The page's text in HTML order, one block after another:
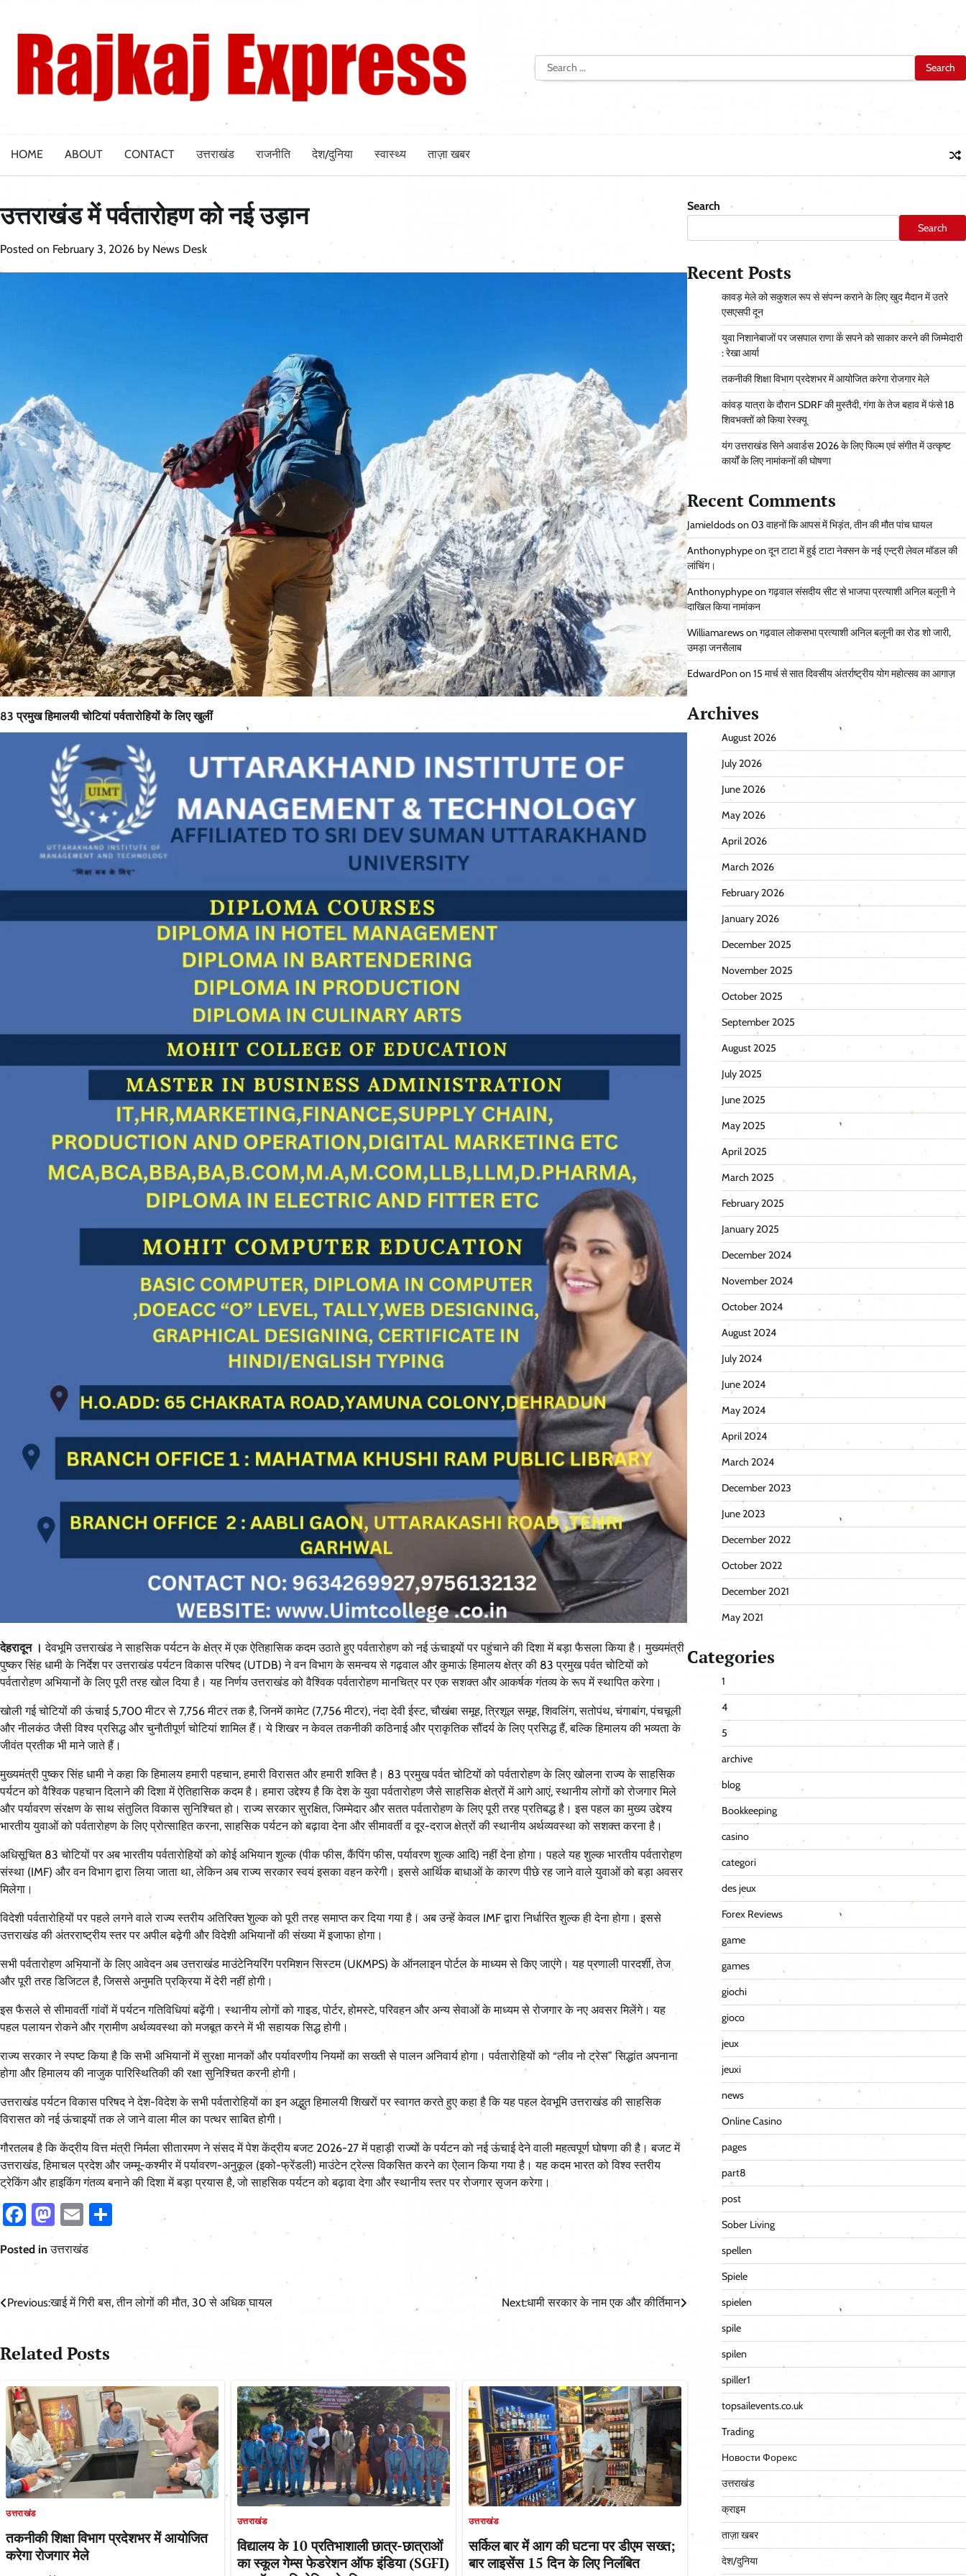
content
Search
for:
HOME ABOUT CONTACT उत्तराखंड राजनीति देश/दुनिया स्वास्थ्य ताज़ा खबर
उत्तराखंड में पर्वतारोहण को नई उड़ान
Posted on February 3, 2026 by News Desk
83 प्रमुख हिमालयी चोटियां पर्वतारोहियों के लिए खुलीं
देहरादून । देवभूमि उत्तराखंड ने साहसिक पर्यटन के क्षेत्र में एक ऐतिहासिक कदम उठाते हुए पर्वतारोहण को नई ऊंचाइयों पर पहुंचाने की दिशा में बड़ा फैसला किया है। मुख्यमंत्री
पुष्कर सिंह धामी के निर्देश पर उत्तराखंड पर्यटन विकास परिषद (UTDB) ने वन विभाग के समन्वय से गढ़वाल और कुमाऊं हिमालय क्षेत्र की 83 प्रमुख पर्वत चोटियों को
पर्वतारोहण अभियानों के लिए पूरी तरह खोल दिया है। यह निर्णय उत्तराखंड को वैश्विक पर्वतारोहण मानचित्र पर एक सशक्त और आकर्षक गंतव्य के रूप में स्थापित करेगा।
खोली गई चोटियों की ऊंचाई 5,700 मीटर से 7,756 मीटर तक है, जिनमें कामेट (7,756 मीटर), नंदा देवी ईस्ट, चौखंबा समूह, त्रिशूल समूह, शिवलिंग, सतोपंथ, चंगाबांग, पंचचूली
और नीलकंठ जैसी विश्व प्रसिद्ध और चुनौतीपूर्ण चोटियां शामिल हैं। ये शिखर न केवल तकनीकी कठिनाई और प्राकृतिक सौंदर्य के लिए प्रसिद्ध हैं, बल्कि हिमालय की भव्यता के
जीवंत प्रतीक भी माने जाते हैं।
मुख्यमंत्री पुष्कर सिंह धामी ने कहा कि हिमालय हमारी पहचान, हमारी विरासत और हमारी शक्ति है। 83 प्रमुख पर्वत चोटियों को पर्वतारोहण के लिए खोलना राज्य के साहसिक
पर्यटन को वैश्विक पहचान दिलाने की दिशा में ऐतिहासिक कदम है। हमारा उद्देश्य है कि देश के युवा पर्वतारोहण जैसे साहसिक क्षेत्रों में आगे आएं, स्थानीय लोगों को रोजगार मिले
और पर्यावरण संरक्षण के साथ संतुलित विकास सुनिश्चित हो। राज्य सरकार सुरक्षित, जिम्मेदार और सतत पर्वतारोहण के लिए पूरी तरह प्रतिबद्ध है। इस पहल का मुख्य उद्देश्य
भारतीय युवाओं को पर्वतारोहण के लिए प्रोत्साहित करना, साहसिक पर्यटन को बढ़ावा देना और सीमावर्ती व दूर-दराज क्षेत्रों की स्थानीय अर्थव्यवस्था को सशक्त करना है।
अधिसूचित 83 चोटियों पर अब भारतीय पर्वतारोहियों को कोई अभियान शुल्क (पीक फीस, कैंपिंग फीस, पर्यावरण शुल्क आदि) नहीं देना होगा। पहले यह शुल्क भारतीय पर्वतारोहण
संस्था (IMF) और वन विभाग द्वारा लिया जाता था, लेकिन अब राज्य सरकार स्वयं इसका वहन करेगी। इससे आर्थिक बाधाओं के कारण पीछे रह जाने वाले युवाओं को बड़ा अवसर
मिलेगा।
विदेशी पर्वतारोहियों पर पहले लगने वाले राज्य स्तरीय अतिरिक्त शुल्क को पूरी तरह समाप्त कर दिया गया है। अब उन्हें केवल IMF द्वारा निर्धारित शुल्क ही देना होगा। इससे
उत्तराखंड की अंतरराष्ट्रीय स्तर पर अपील बढ़ेगी और विदेशी अभियानों की संख्या में इजाफा होगा।
सभी पर्वतारोहण अभियानों के लिए आवेदन अब उत्तराखंड माउंटेनियरिंग परमिशन सिस्टम (UKMPS) के ऑनलाइन पोर्टल के माध्यम से किए जाएंगे। यह प्रणाली पारदर्शी, तेज
और पूरी तरह डिजिटल है, जिससे अनुमति प्रक्रिया में देरी नहीं होगी।
इस फैसले से सीमावर्ती गांवों में पर्यटन गतिविधियां बढ़ेंगी। स्थानीय लोगों को गाइड, पोर्टर, होमस्टे, परिवहन और अन्य सेवाओं के माध्यम से रोजगार के नए अवसर मिलेंगे। यह
पहल पलायन रोकने और ग्रामीण अर्थव्यवस्था को मजबूत करने में भी सहायक सिद्ध होगी।
राज्य सरकार ने स्पष्ट किया है कि सभी अभियानों में सुरक्षा मानकों और पर्यावरणीय नियमों का सख्ती से पालन अनिवार्य होगा। पर्वतारोहियों को “लीव नो ट्रेस” सिद्धांत अपनाना
होगा और हिमालय की नाजुक पारिस्थितिकी की रक्षा सुनिश्चित करनी होगी।
उत्तराखंड पर्यटन विकास परिषद ने देश-विदेश के सभी पर्वतारोहियों का इन अद्भुत हिमालयी शिखरों पर स्वागत करते हुए कहा है कि यह पहल देवभूमि उत्तराखंड की साहसिक
विरासत को नई ऊंचाइयों तक ले जाने वाला मील का पत्थर साबित होगी।
गौरतलब है कि केंद्रीय वित्त मंत्री निर्मला सीतारमण ने संसद में पेश केंद्रीय बजट 2026-27 में पहाड़ी राज्यों के पर्यटन को नई ऊंचाई देने वाली महत्वपूर्ण घोषणा की है। बजट में
उत्तराखंड, हिमाचल प्रदेश और जम्मू-कश्मीर में पर्यावरण-अनुकूल (इको-फ्रेंडली) माउंटेन ट्रेल्स विकसित करने का ऐलान किया गया है। यह कदम भारत को विश्व स्तरीय
ट्रेकिंग और हाइकिंग गंतव्य बनाने की दिशा में बड़ा प्रयास है, जो साहसिक पर्यटन को बढ़ावा देगा और स्थानीय स्तर पर रोजगार सृजन करेगा।
Facebook
Mastodon
EmailShare
Posted inउत्तराखंड
Post
Previous:खाई में गिरी बस, तीन लोगों की मौत, 30 से अधिक घायल Next:धामी सरकार के नाम एक और कीर्तिमान
Related Posts
उत्तराखंड
तकनीकी शिक्षा विभाग प्रदेशभर में आयोजित
करेगा रोजगार मेले
उत्तराखंड
विद्यालय के 10 प्रतिभाशाली छात्र-छात्राओं
का स्कूल गेम्स फेडरेशन ऑफ इंडिया (SGFI)
उत्तराखंड
सर्किल बार में आग की घटना पर डीएम सख्त;
बार लाइसेंस 15 दिन के लिए निलंबित
Search
Search
Recent Posts
कावड़ मेले को सकुशल रूप से संपन्न कराने के लिए खुद मैदान में उतरे
एसएसपी दून
युवा निशानेबाजों पर जसपाल राणा के सपने को साकार करने की जिम्मेदारी
: रेखा आर्या
तकनीकी शिक्षा विभाग प्रदेशभर में आयोजित करेगा रोजगार मेले
कांवड़ यात्रा के दौरान SDRF की मुस्तैदी, गंगा के तेज बहाव में फंसे 18
शिवभक्तों को किया रेस्क्यू
यंग उत्तराखंड सिने अवार्डस 2026 के लिए फिल्म एवं संगीत में उत्कृष्ट
कार्यों के लिए नामांकनों की घोषणा
Recent Comments
JamieIdodson03 वाहनों कि आपस में भिड़ंत, तीन की मौत पांच घायल
Anthonyphypeonदून टाटा में हुई टाटा नेक्सन के नई एन्ट्री लेवल मॉडल की
लांचिंग।
Anthonyphypeonगढ़वाल संसदीय सीट से भाजपा प्रत्याशी अनिल बलूनी ने
दाखिल किया नामांकन
Williamarewsonगढ़वाल लोकसभा प्रत्याशी अनिल बलूनी का रोड शो जारी,
उमड़ा जनसैलाब
EdwardPonon15 मार्च से सात दिवसीय अंतर्राष्ट्रीय योग महोत्सव का आगाज़
Archives
August 2026
July 2026
June 2026
May 2026
April 2026
March 2026
February 2026
January 2026
December 2025
November 2025
October 2025
September 2025
August 2025
July 2025
June 2025
May 2025
April 2025
March 2025
February 2025
January 2025
December 2024
November 2024
October 2024
August 2024
July 2024
June 2024
May 2024
April 2024
March 2024
December 2023
June 2023
December 2022
October 2022
December 2021
May 2021
Categories
1
4
5
archive
blog
Bookkeeping
casino
categori
des jeux
Forex Reviews
game
games
giochi
gioco
jeux
jeuxi
news
Online Casino
pages
part8
post
Sober Living
spellen
Spiele
spielen
spile
spilen
spiller1
topsailevents.co.uk
Trading
Новости Форекс
उत्तराखंड
क्राइम
ताज़ा खबर
देश/दुनिया